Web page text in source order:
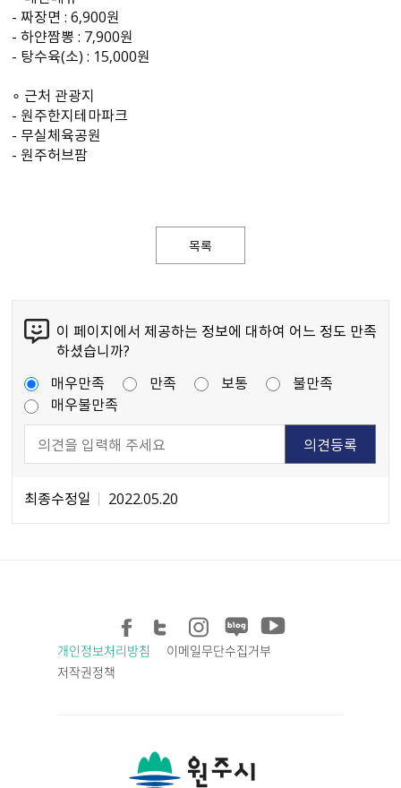
- 짜장면 : 6,900원
- 하얀짬뽕 : 7,900원
- 탕수육(소) : 15,000원
∘ 근처 관광지
- 원주한지테마파크
- 무실체육공원
- 원주허브팜
목록
이 페이지에서 제공하는 정보에 대하여 어느 정도 만족
하셨습니까?
매우만족
만족 보통
불만족
매우불만족
최종수정일 2022.05.20
개인정보처리방침
이메일무단수집거부
저작권정책